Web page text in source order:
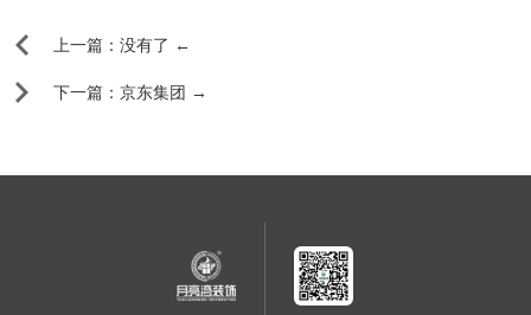
上一篇：没有了 ←
下一篇：京东集团 →